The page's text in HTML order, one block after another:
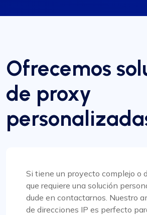
Recientemente cambié a
de...
Recientemente cambié a Proxy
otro servicio y estoy realmente
por sus conexiones confiables.
Ofrecemos
de proxy
Si tiene un proyecto complejo o
que requiere una solución
dude en contactarnos. Nuestro
de direcciones IP es perfecto